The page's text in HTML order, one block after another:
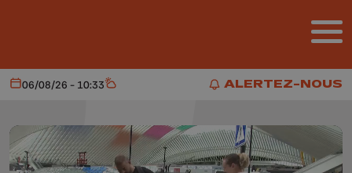
ALERTEZ-NOUS
ALERTEZ-NOUS
Aujourd'hui
06/08/26 - 10:33 Météo